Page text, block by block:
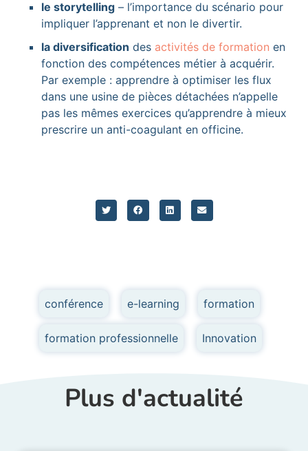
le storytelling – l’importance du scénario pour
impliquer l’apprenant et non le divertir.
la diversification des activités de formation en
fonction des compétences métier à acquérir.
Par exemple : apprendre à optimiser les flux
dans une usine de pièces détachées n’appelle
pas les mêmes exercices qu’apprendre à mieux
prescrire un anti-coagulant en officine.
conférence e-learning formation
formation professionnelle Innovation
Plus d'actualité